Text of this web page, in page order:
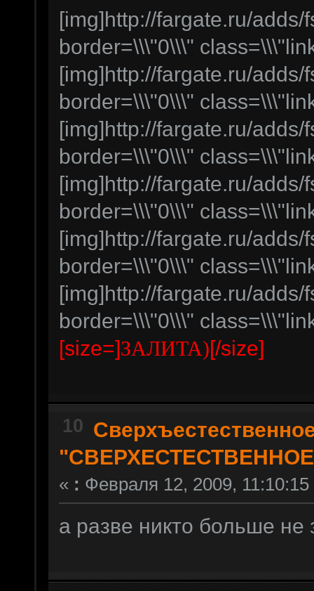
[img]http://fargate.ru/
border=\\\"0\\\"
[img]http://fargate.ru/
border=\\\"0\\\"
[img]http://fargate.ru/
border=\\\"0\\\"
[img]http://fargate.ru/
border=\\\"0\\\"
[img]http://fargate.ru/
border=\\\"0\\\"
[img]http://fargate.ru/
border=\\\"0\\\"
[size=]ЗАЛИТА)[/size]
10
« : Февраля 12, 2009, 11:10:15
а разве никто больше не